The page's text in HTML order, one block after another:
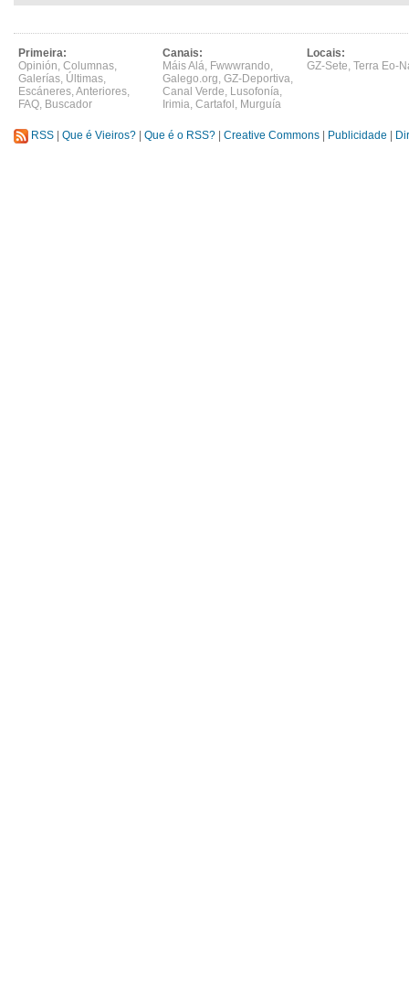
Primeira:
Opinión, Columnas,
Galerías, Últimas,
Escáneres,Anteriores,
FAQ, Buscador
Canais:
Máis Alá, Fwwwrando,
Galego.org, GZ-Deportiva,
Canal Verde, Lusofonía,
Irimia, Cartafol , Murguía
Locais:
GZ-Sete, Terra Eo-
RSS Que é Vieiros? Que é o RSS? Creative Commons Publicidade